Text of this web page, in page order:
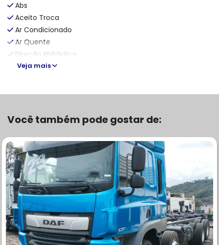
Abs
Aceito Troca
Ar Condicionado
Ar Quente
Direção Hidráulica
Veja mais
Você também pode gostar de: